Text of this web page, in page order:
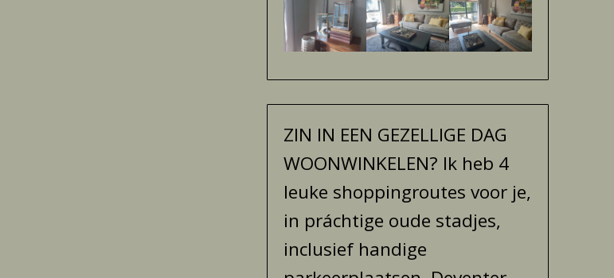
ZIN IN EEN GEZELLIGE DAG
WOONWINKELEN? Ik heb 4
leuke shoppingroutes voor je,
in práchtige oude stadjes,
inclusief handige